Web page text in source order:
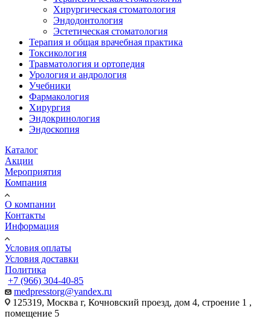
Хирургическая стоматология
Эндодонтология
Эстетическая стоматология
Терапия и общая врачебная практика
Токсикология
Травматология и ортопедия
Урология и андрология
Учебники
Фармакология
Хирургия
Эндокринология
Эндоскопия
Каталог
Акции
Мероприятия
Компания
О компании
Контакты
Информация
Условия оплаты
Условия доставки
Политика
+7 (966) 304-40-85
medpresstorg@yandex.ru
125319, Москва г, Кочновский проезд, дом 4, строение 1 ,
помещение 5